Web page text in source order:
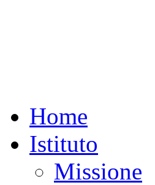
Home
Istituto
Missione